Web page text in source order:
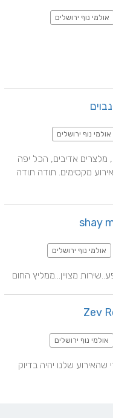
אולמי נוף ירושלים
אולמי נוף ירושלים
אולמי נוף ירושלים
מצויין...ממליץ החום
אולמי נוף ירושלים